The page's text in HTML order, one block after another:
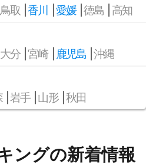
鳥取 香川 愛媛 徳島 高知
大分 宮崎 鹿児島 沖縄
岩手 山形 秋田
ングの新着情報